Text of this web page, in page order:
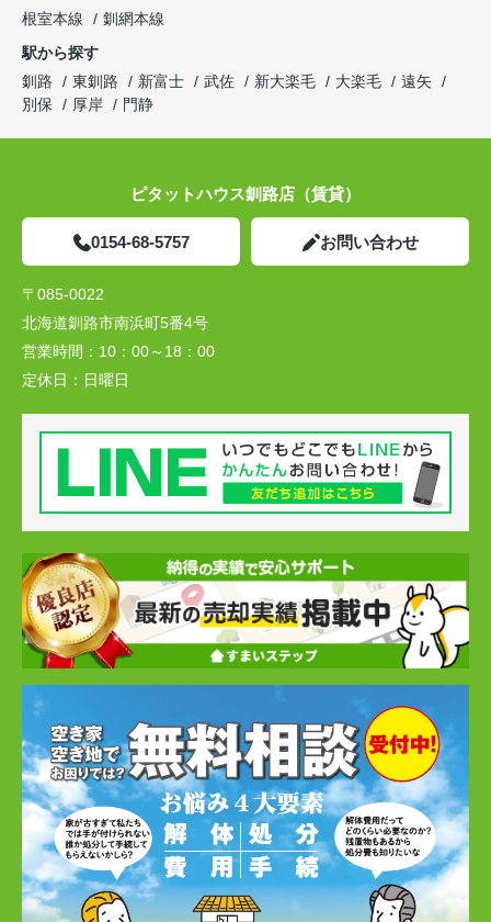
根室本線
釧網本線
駅から探す
釧路
東釧路 新富士 武佐 新大楽毛 大楽毛
遠矢
別保
厚岸 門静
ピタットハウス釧路店（賃貸）
0154-68-5757 お問い合わせ
〒085-0022
北海道釧路市南浜町5番4号
営業時間： 10：00～18：00
定休日： 日曜日